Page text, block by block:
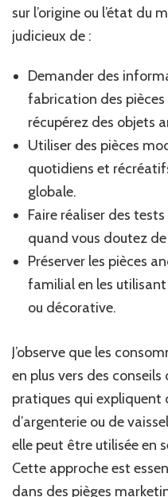
sur l’origine ou l’état du
judicieux de :
Demander des
fabrication des
récupérez des objets
Utiliser des pièces
quotidiens et
globale.
Faire réaliser des
quand vous doutez de
Préserver les pièces
familial en les
ou décorative.
J’observe que les
en plus vers des conseils
pratiques qui expliquent
d’argenterie ou de
elle peut être utilisée en
Cette approche est
dans des pièges